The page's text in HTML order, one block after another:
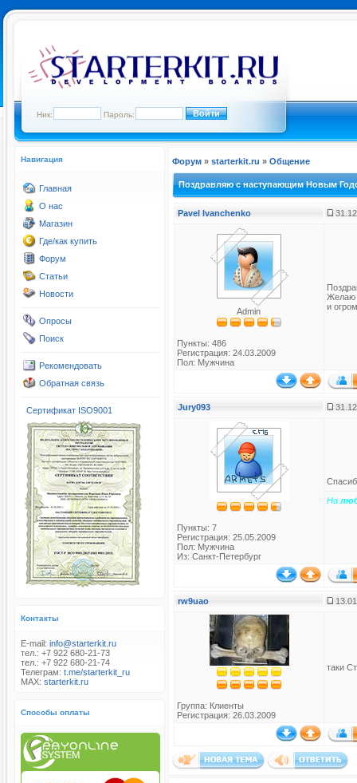
Ник: Пароль:
Навигация
Главная
О нас
Магазин
Где/как купить
Форум
Статьи
Новости
Опросы
Поиск
Рекомендовать
Обратная связь
Сертификат ISO9001
Контакты
E-mail: info@starterkit.ru
тел.: +7 922 680-21-73
тел.: +7 922 680-21-74
Телеграм: t.me/starterkit_ru
MAX: starterkit.ru
Способы оплаты
Форум » starterkit.ru » Общение
Поздравляю с наступающим Новым
Pavel Ivanchenko
Admin
Пункты: 486
Регистрация: 24.03.2009
Пол: Мужчина
Желаю
и
Jury093
Пункты: 7
Регистрация: 25.05.2009
Пол: Мужчина
Из: Санкт-Петербург
На
rw9uao
Группа: Клиенты
Регистрация: 26.03.2009
таки